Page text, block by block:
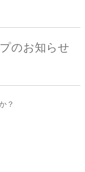
のお知らせ
？